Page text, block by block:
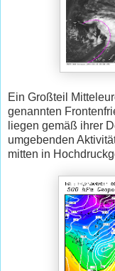
Ein Großteil
genannten
liegen gemäß ihrer
umgebenden
mitten in